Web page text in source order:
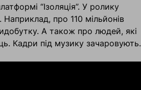
“Ізоляція”. У ролику
про 110 мільйонів
А також про людей, які
Кадри під музику зачаровують.